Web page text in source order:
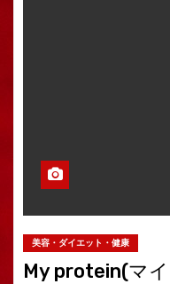
美容・ダイエット・健康
My protein(マイ